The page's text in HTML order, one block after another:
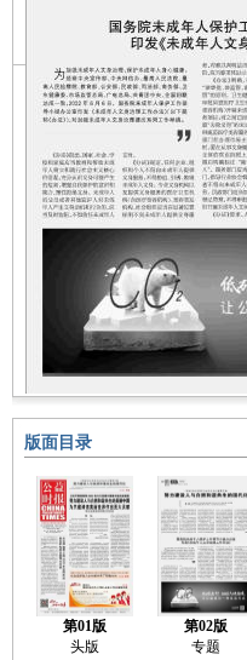
版面目录
第01版
头版
第02版
专题